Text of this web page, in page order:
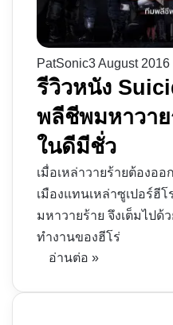
PatSonic3 August 2016
รีวิวหนัง
พลีชีพมหาวา
ในดีมีชั่ว
เมื่อเหล่าวายร้ายต้องอ
เมืองแทนเหล่าซูเปอร์ฮี
มหาวายร้าย จึงเต็มไป
ทำงานของฮีโร่
อ่านต่อ »